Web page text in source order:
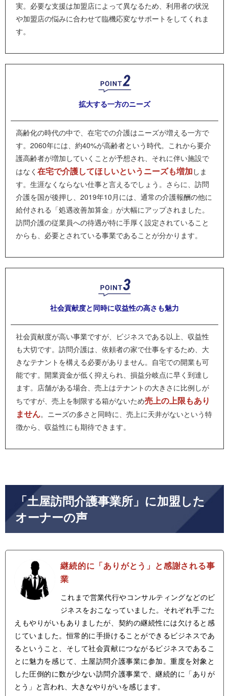
実。必要な支援は加盟店によって異なるため、利用者の状況
や加盟店の悩みに合わせて臨機応変なサポートをしてくれま
す。
拡大する一方のニーズ
高齢化の時代の中で、在宅での介護はニーズが増える一方で
す。2060年には、約40%が高齢者という時代。これから要介
護高齢者が増加していくことが予想され、それに伴い施設で
はなく 在宅で介護してほしいというニーズも増加 しま
す。生涯なくならない仕事と言えるでしょう。さらに、訪問
介護を国が後押し、2019年10月には、通常の介護報酬の他に
給付される「処遇改善加算金」が大幅にアップされました。
訪問介護の従業員への待遇が特に手厚く設定されていること
からも、必要とされている事業であることが分かります。
社会貢献度と同時に収益性の高さも魅力
社会貢献度が高い事業ですが、ビジネスである以上、収益性
も大切です。訪問介護は、依頼者の家で仕事をするため、大
きなテナントを構える必要がありません。自宅での開業も可
能です。開業資金が低く抑えられ、損益分岐点に早く到達し
ます。店舗がある場合、売上はテナントの大きさに比例しが
ちですが、売上を制限する箱がないため売上の上限もあり
ません。ニーズの多さと同時に、売上に天井がないという特
徴から、収益性にも期待できます。
「土屋訪問介護事業所」に加盟した
オーナーの声
継続的に「ありがとう」と感謝される事
業
これまで営業代行やコンサルティングなどのビ
ジネスをおこなっていました。それぞれ手ごた
えもやりがいもありましたが、契約の継続性には欠けると感
じていました。恒常的に手掛けることができるビジネスであ
るということ、そして社会貢献につながるビジネスであるこ
とに魅力を感じて、土屋訪問介護事業に参加。重度を対象と
した圧倒的に数が少ない訪問介護事業で、継続的に「ありが
とう」と言われ、大きなやりがいを感じます。